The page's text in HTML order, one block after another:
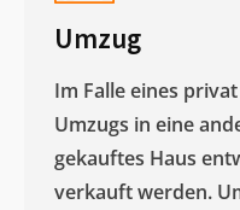
Umzug
Im Falle eines
Umzugs in eine
gekauftes Haus
verkauft werden.